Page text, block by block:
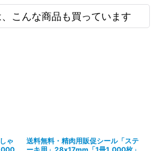
こんな商品も買っています
ゃ
送料無料・精肉用販促シール「ステ